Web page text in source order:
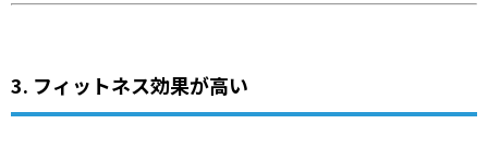
3. フィットネス効果が高い